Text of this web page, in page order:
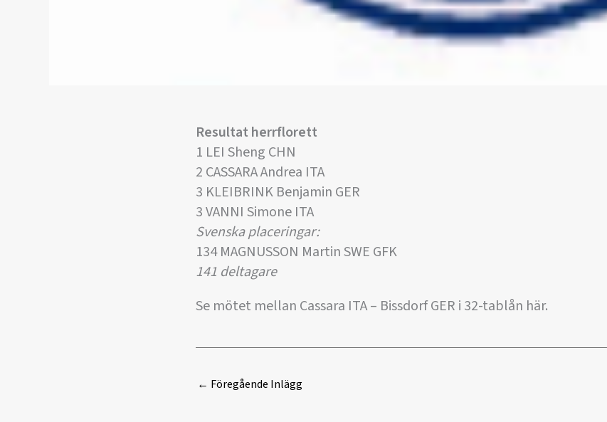
Resultat herrflorett
1 LEI Sheng CHN
2 CASSARA Andrea ITA
3 KLEIBRINK Benjamin GER
3 VANNI Simone ITA
Svenska placeringar:
134 MAGNUSSON Martin SWE GFK
141 deltagare
Se mötet mellan Cassara ITA – Bissdorf GER i 32-tablån här.
← Föregående Inlägg